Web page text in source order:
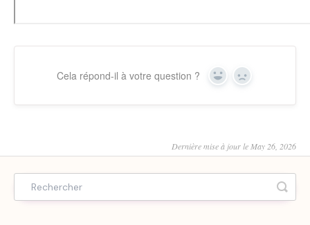
Cela répond-il à votre question ? Yes No
Dernière mise à jour le May 26, 2026